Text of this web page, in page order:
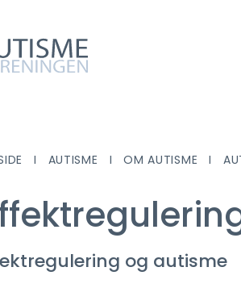
AUTISME OM AUTISME
og autisme